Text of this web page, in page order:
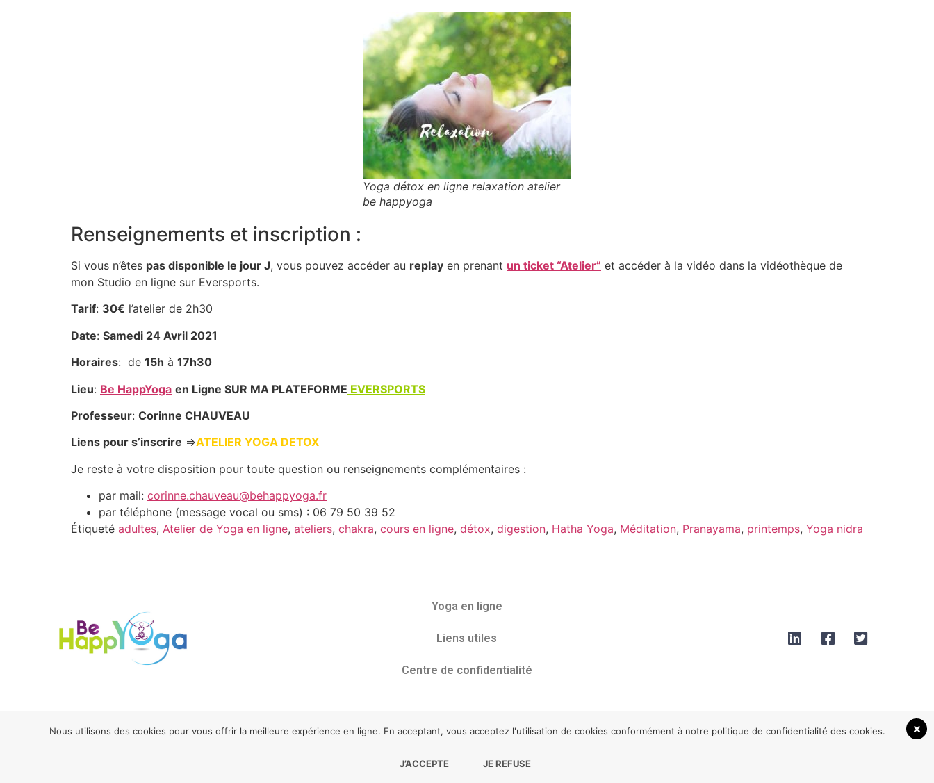
Yoga détox en ligne relaxation atelier
be happyoga
Renseignements et inscription :
Si vous n’êtes pas disponible le jour J, vous pouvez accéder au replay en prenant un ticket “Atelier” et accéder à la vidéo dans la vidéothèque de
mon Studio en ligne sur Eversports.
Tarif: 30€ l’atelier de 2h30
Date: Samedi 24 Avril 2021
Horaires: de 15h à 17h30
Lieu: Be HappYoga en Ligne SUR MA PLATEFORME EVERSPORTS
Professeur: Corinne CHAUVEAU
Liens pour s’inscrire ⇒ATELIER YOGA DETOX
Je reste à votre disposition pour toute question ou renseignements complémentaires :
par mail: corinne.chauveau@behappyoga.fr
par téléphone (message vocal ou sms) : 06 79 50 39 52
Étiqueté adultes, Atelier de Yoga en ligne, ateliers, chakra, cours en ligne, détox, digestion, Hatha Yoga, Méditation, Pranayama, printemps, Yoga nidra
Yoga en ligne
Liens utiles
Centre de confidentialité
2026® Be HappYoga tous droits réservés Développement :
Nous utilisons des cookies pour vous offrir la meilleure expérience en ligne. En acceptant, vous acceptez l'utilisation de cookies conformément à notre politique de confidentialité des cookies.
J’ACCEPTE JE REFUSE